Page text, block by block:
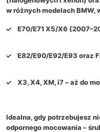
w różnych modelach BMW,
E70/E71 X5/X6
E82/E90/E92/E93 oraz
X3, X4, XM, i7– aż do
Idealna, gdy potrzebujesz
odpornego mocowania –